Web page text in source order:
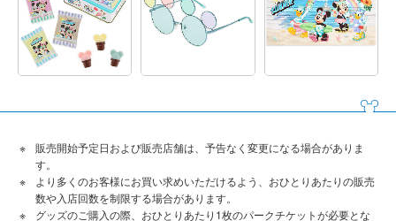
販売開始予定日および販売店舗は、予告なく変更になる場合がありま
す。
より多くのお客様にお買い求めいただけるよう、おひとりあたりの販売
数や入店回数を制限する場合があります。
グッズのご購入の際、おひとりあたり1枚のパークチケットが必要とな